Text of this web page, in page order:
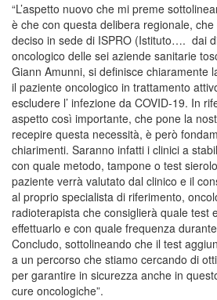
“L’aspetto nuovo che mi preme
è che con questa delibera regionale,
deciso in sede di ISPRO (Istituto…. dai
oncologico delle sei aziende sanitarie
Giann Amunni, si definisce chiaramente
il paziente oncologico in trattamento
escludere l’ infezione da COVID-19. In
aspetto così importante, che pone la
recepire questa necessità, è però
chiarimenti. Saranno infatti i clinici a
con quale metodo, tampone o test
paziente verrà valutato dal clinico e il
al proprio specialista di riferimento,
radioterapista che consiglierà quale test
effettuarlo e con quale frequenza
Concludo, sottolineando che il test
a un percorso che stiamo cercando di
per garantire in sicurezza anche in
cure oncologiche”.